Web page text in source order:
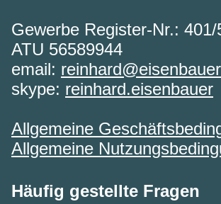
Gewerbe Register-Nr.: 401/
ATU 56589944
email:
skype: reinhard.eisenbauer
Allgemeine
Allgemeine
Häufig gestellte Fragen